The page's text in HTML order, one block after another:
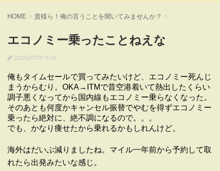
HOME > 貴様ら！俺の言うことを聞いてみませんか？ >
エコノミー乗ったことねえな
2025/07/11 11:01
俺もタイムセールで買ってみたいけど、エコノミー死んじ
まうからむり。OKA→ITMで昔空港着いて熱出したくらい
調子悪くなってから国内線もエコノミー乗らなくなった。
そのあとも何度かキャンセル振替でやむを得ずエコノミー
乗ったら絶対に、絶不調になるので。。。
でも、かなり痩せたから乗れるかもしれんけど。
海外はだいぶ減りましたね。マイル一年前から予約して取
れたら出発みたいな感じ。